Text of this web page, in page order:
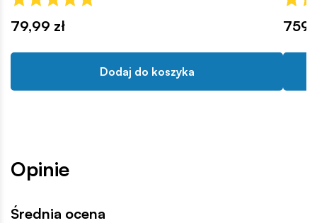
79,99 zł
Dodaj do koszyka
Opinie
Średnia ocena